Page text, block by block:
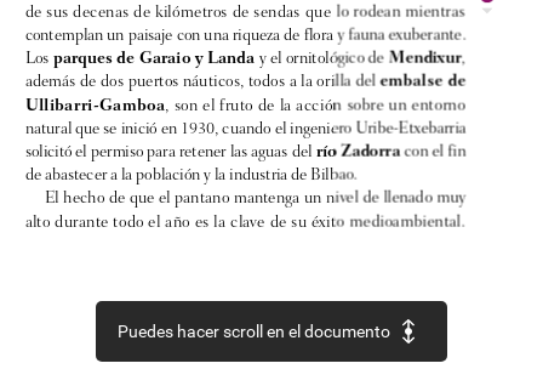
de sus decenas de kilómetros de sendas que lo rodean mientras
contemplan un paisaje con una riqueza de flora y fauna exuberante.
Los parques de Garaio y Landa y el ornitológico de Mendixur,
además de dos puertos náuticos, todos a la orilla del embalse de
Ullibarri-Gamboa
son el fruto de la acción sobre un entorno
natural que se inició en 1930, cuando el ingeniero Uribe-Etxebarria
solicitó el permiso para retener las aguas del río Zadorra con el fin
de abastecer a la población y la industria de Bilbao.
El hecho de que el pantano mantenga un nivel de llenado muy
alto durante todo el año es la clave de su éxito medioambiental.
anátidas y garzas, en comparación con otros humedales
comenta.
Puedes hacer scroll en el documento